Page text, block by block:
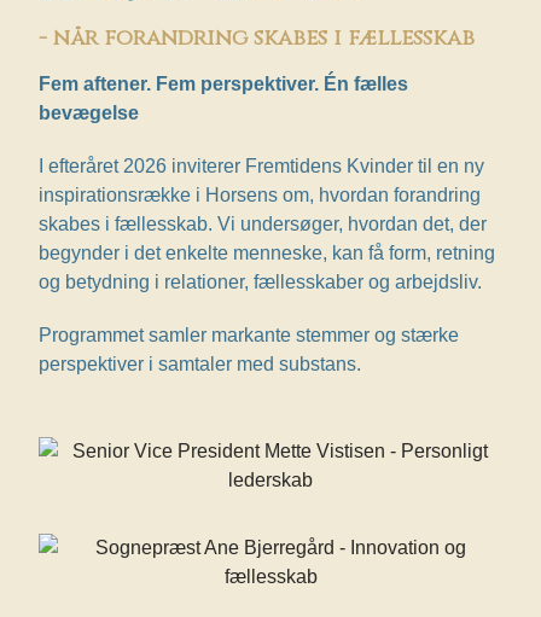
- når forandring skabes i fællesskab
Fem aftener. Fem perspektiver. Én fælles
bevægelse
I efteråret 2026 inviterer Fremtidens Kvinder til en ny
inspirationsrække i Horsens om, hvordan forandring
skabes i fællesskab. Vi undersøger, hvordan det, der
begynder i det enkelte menneske, kan få form, retning
og betydning i relationer, fællesskaber og arbejdsliv.
Programmet samler markante stemmer og stærke
perspektiver i samtaler med substans.